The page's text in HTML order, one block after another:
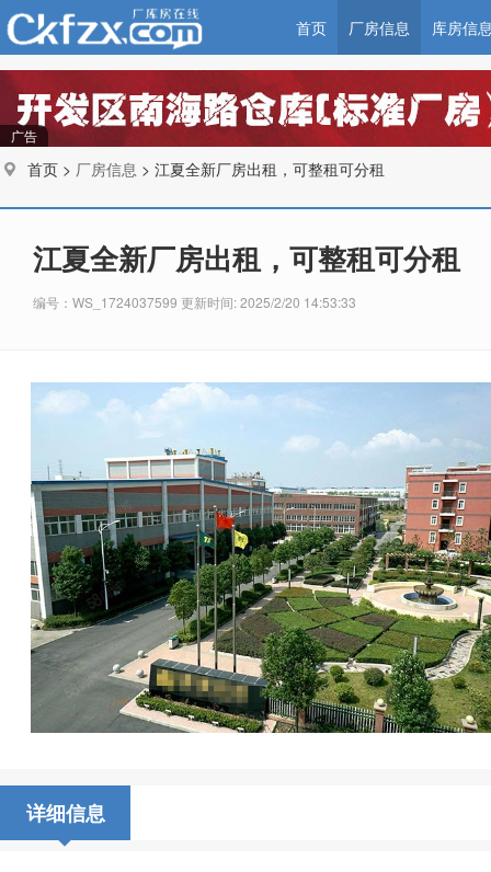
首页 厂房信息 库房信
广告
首页 > 厂房信息 > 江夏全新厂房出租，可整租可分租
江夏全新厂房出租，可整租可分租
编号：WS_1724037599 更新时间: 2025/2/20 14:53:33
详细信息